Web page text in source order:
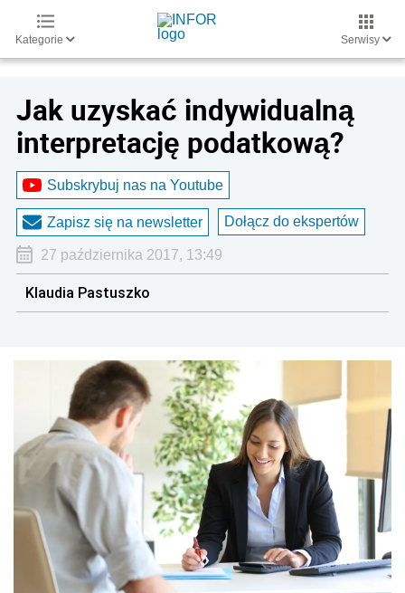
Kategorie Serwisy
Jak uzyskać indywidualną
interpretację podatkową?
Subskrybuj nas na Youtube
Zapisz się na newsletter Dołącz do ekspertów
27 października 2017, 13:49
Klaudia Pastuszko